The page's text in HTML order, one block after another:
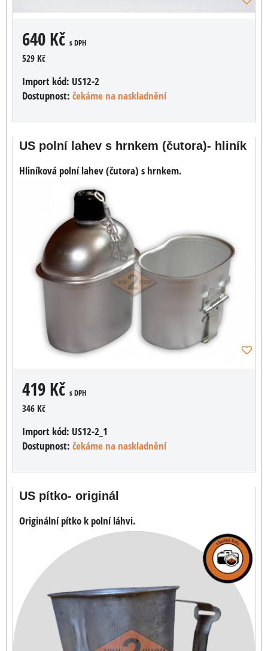
640 Kč s DPH
529 Kč
Import kód: US12-2
Dostupnost: čekáme na naskladnění
US polní lahev s hrnkem (čutora)- hliník
Hliníková polní lahev (čutora) s hrnkem.
419 Kč s DPH
346 Kč
Import kód: US12-2_1
Dostupnost: čekáme na naskladnění
US pítko- originál
Originální pítko k polní láhvi.